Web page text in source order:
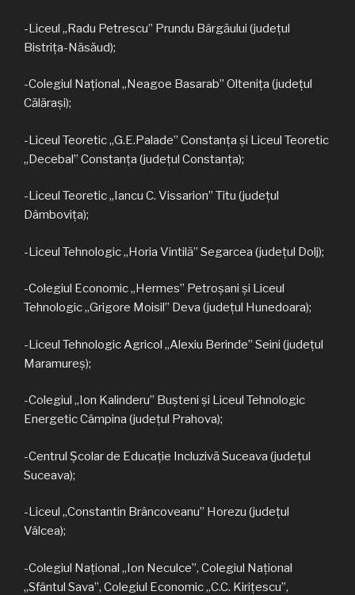
-Liceul „Radu Petrescu” Prundu Bârgăului (județul
Bistrița-Năsăud);
-Colegiul Național „Neagoe Basarab” Oltenița (județul
Călărași);
-Liceul Teoretic „G.E.Palade” Constanța și Liceul Teoretic
„Decebal” Constanța (județul Constanța);
-Liceul Teoretic „Iancu C. Vissarion” Titu (județul
Dâmbovița);
-Liceul Tehnologic „Horia Vintilă” Segarcea (județul Dolj);
-Colegiul Economic „Hermes” Petroșani și Liceul
Tehnologic „Grigore Moisil” Deva (județul Hunedoara);
-Liceul Tehnologic Agricol „Alexiu Berinde” Seini (județul
Maramureș);
-Colegiul „Ion Kalinderu” Bușteni și Liceul Tehnologic
Energetic Câmpina (județul Prahova);
-Centrul Școlar de Educație Incluzivă Suceava (județul
Suceava);
-Liceul „Constantin Brâncoveanu” Horezu (județul
Vâlcea);
-Colegiul Național „Ion Neculce”, Colegiul Național
„Sfântul Sava”, Colegiul Economic „C.C. Kirițescu”,